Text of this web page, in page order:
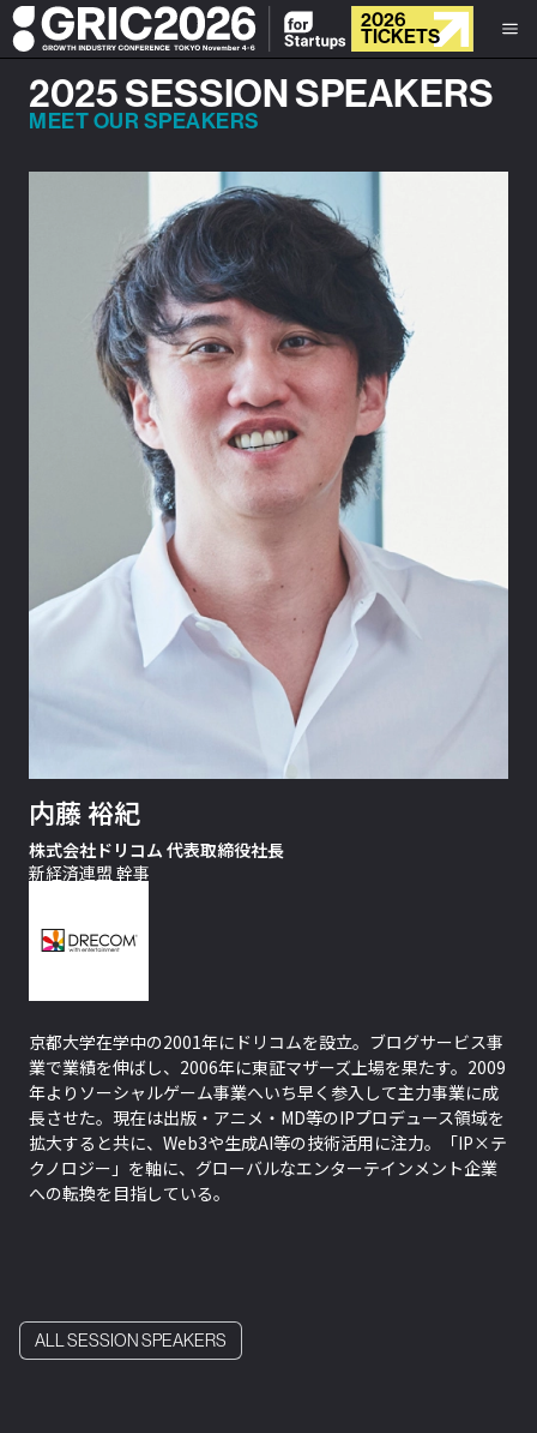
2026
TICKETS
2025 SESSION SPEAKERS
MEET OUR SPEAKERS
内藤 裕紀
株式会社ドリコム 代表取締役社長
新経済連盟 幹事
京都大学在学中の2001年にドリコムを設立。ブログサービス事
業で業績を伸ばし、2006年に東証マザーズ上場を果たす。2009
年よりソーシャルゲーム事業へいち早く参入して主力事業に成
長させた。現在は出版・アニメ・MD等のIPプロデュース領域を
拡大すると共に、Web3や生成AI等の技術活用に注力。「IP×テ
クノロジー」を軸に、グローバルなエンターテインメント企業
への転換を目指している。
ALL SESSION SPEAKERS